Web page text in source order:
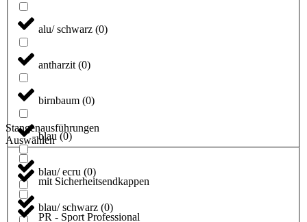
alu/ schwarz (0)
antharzit (0)
birnbaum (0)
blau (0)
blau/ ecru (0)
blau/ schwarz (0)
Stangenausführungen
Auswählen
mit Sicherheitsendkappen
PR - Sport Professional